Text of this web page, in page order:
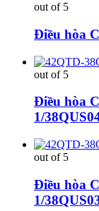
out of 5
Điều hòa
out of 5
Điều hòa
1/
out of 5
Điều hòa
1/